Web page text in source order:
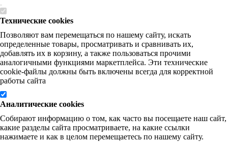
Технические cookies
Позволяют вам перемещаться по нашему сайту, искать
определенные товары, просматривать и сравнивать их,
добавлять их в корзину, а также пользоваться прочими
аналогичными функциями маркетплейса. Эти технические
cookie-файлы должны быть включены всегда для корректной
работы сайта
Аналитические cookies
Собирают информацию о том, как часто вы посещаете наш сайт,
какие разделы сайта просматриваете, на какие ссылки
нажимаете и как в целом перемещаетесь по нашему сайту.